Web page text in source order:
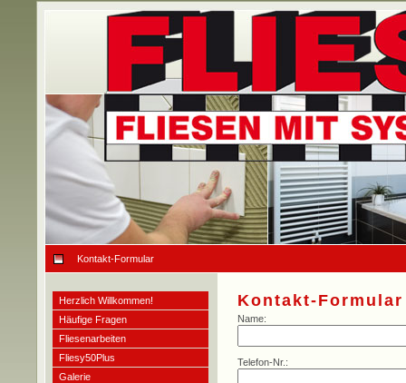
Kontakt-Formular
Herzlich Willkommen!
Häufige Fragen
Fliesenarbeiten
Fliesy50Plus
Galerie
Kontakt-Formular
Name:
Telefon-Nr.: